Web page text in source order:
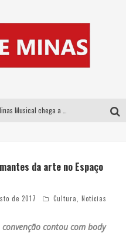
da arte no Espaço
de 2017 Cultura Notícias
contou com body